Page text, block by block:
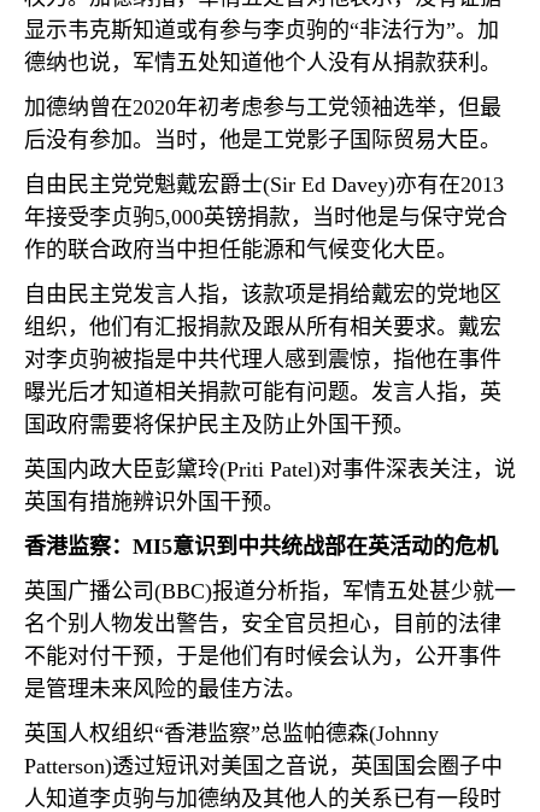
显示韦克斯知道或有参与李贞驹的“非法行为”。加
德纳也说，军情五处知道他个人没有从捐款获利。
加德纳曾在2020年初考虑参与工党领袖选举，但最
后没有参加。当时，他是工党影子国际贸易大臣。
自由民主党党魁戴宏爵士(Sir Ed Davey)亦有在2013
年接受李贞驹5,000英镑捐款，当时他是与保守党合
作的联合政府当中担任能源和气候变化大臣。
自由民主党发言人指，该款项是捐给戴宏的党地区
组织，他们有汇报捐款及跟从所有相关要求。戴宏
对李贞驹被指是中共代理人感到震惊，指他在事件
曝光后才知道相关捐款可能有问题。发言人指，英
国政府需要将保护民主及防止外国干预。
英国内政大臣彭黛玲(Priti Patel)对事件深表关注，说
英国有措施辨识外国干预。
香港监察： MI5意识到中共统战部在英活动的危机
英国广播公司 (BBC)报道分析指，军情五处甚少就一
名个别人物发出警告，安全官员担心，目前的法律
不能对付干预，于是他们有时候会认为，公开事件
是管理未来风险的最佳方法。
英国人权组织“香港监察”总监帕德森(Johnny
Patterson)透过短讯对美国之音说，英国国会圈子中
人知道李贞驹与加德纳及其他人的关系已有一段时